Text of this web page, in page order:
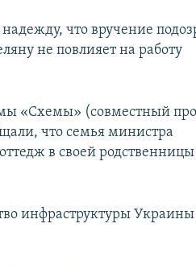
что вручение
не повлияет на работу
«Схемы» (совместный
что семья министра
в своей родственницы
инфраструктуры Украины